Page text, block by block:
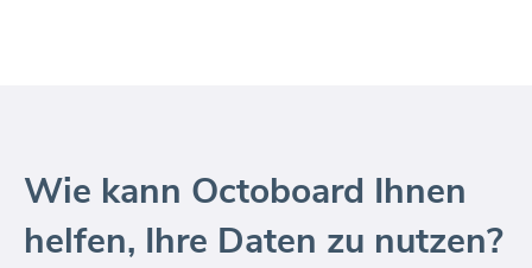
Wie kann Octoboard Ihnen
helfen, Ihre Daten zu nutzen?